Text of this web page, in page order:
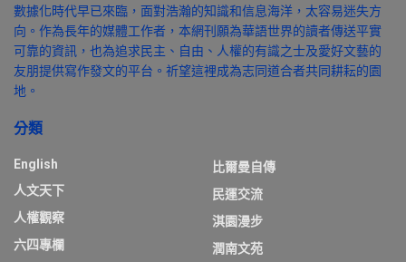
數據化時代早已來臨，面對浩瀚的知識和信息海洋，太容易迷失方
向。作為長年的媒體工作者，本網刊願為華語世界的讀者傳送平實
可靠的資訊，也為追求民主、自由、人權的有識之士及愛好文藝的
友朋提供寫作發文的平台。祈望這裡成為志同道合者共同耕耘的園
地。
分類
English
人文天下
人權觀察
六四專欄
比爾曼自傳
民運交流
淇園漫步
潤南文苑